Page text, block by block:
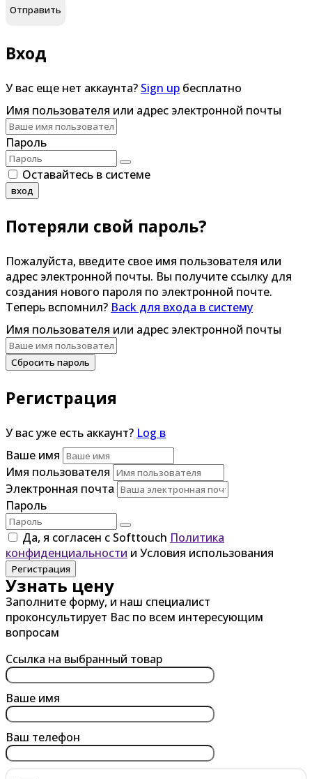
Вход
У вас еще нет аккаунта? Sign up бесплатно
Имя пользователя или адрес электронной почты
Пароль
Оставайтесь в системе
вход
Потеряли свой пароль?
Пожалуйста, введите свое имя пользователя или
адрес электронной почты. Вы получите ссылку для
создания нового пароля по электронной почте.
Теперь вспомнил? Back для входа в систему
Имя пользователя или адрес электронной почты
Сбросить пароль
Регистрация
У вас уже есть аккаунт? Log в
Ваше имя
Имя пользователя
Электронная почта
Пароль
Да, я согласен с Softtouch Политика
конфиденциальности и Условия использования
Регистрация
Узнать цену
Заполните форму, и наш специалист
проконсультирует Вас по всем интересующим
вопросам
Ссылка на выбранный товар
Ваше имя
Ваш телефон